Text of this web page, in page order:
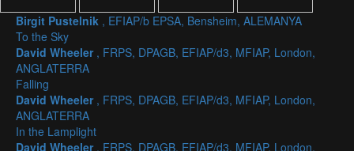
Birgit Pustelnik , EFIAP/b EPSA, Bensheim, ALEMANYA
To the Sky
David Wheeler , FRPS, DPAGB, EFIAP/d3, MFIAP, London,
ANGLATERRA
Falling
David Wheeler , FRPS, DPAGB, EFIAP/d3, MFIAP, London,
ANGLATERRA
In the Lamplight
David Wheeler , FRPS, DPAGB, EFIAP/d3, MFIAP, London,